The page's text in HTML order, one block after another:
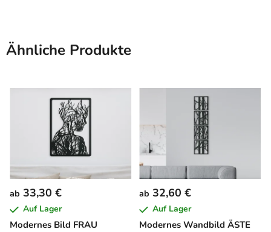
Ähnliche Produkte
Modernes Bild FRAU
ab 33,30 €
Auf Lager
Modernes Wandbild ÄSTE
ab 32,60 €
Auf Lager